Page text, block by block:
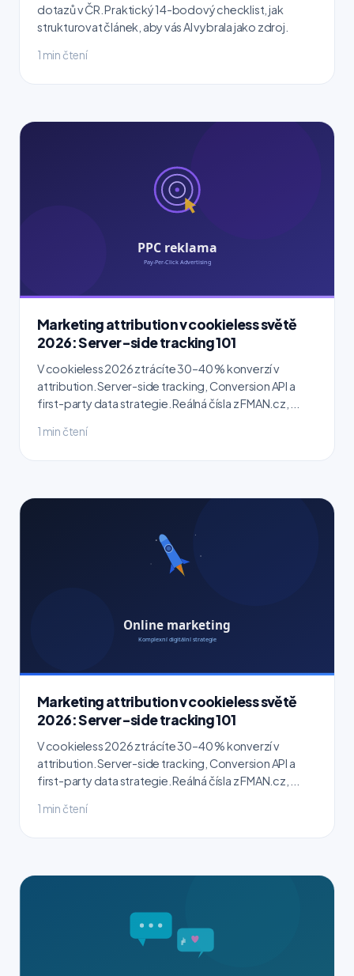
dotazů v ČR. Praktický 14-bodový checklist, jak
strukturovat článek, aby vás AI vybrala jako zdroj.
1 min čtení
Marketing attribution v cookieless světě
2026: Server-side tracking 101
V cookieless 2026 ztrácíte 30–40 % konverzí v
attribution. Server-side tracking, Conversion API a
first-party data strategie. Reálná čísla z FMAN.cz, ...
1 min čtení
Marketing attribution v cookieless světě
2026: Server-side tracking 101
V cookieless 2026 ztrácíte 30–40 % konverzí v
attribution. Server-side tracking, Conversion API a
first-party data strategie. Reálná čísla z FMAN.cz, ...
1 min čtení